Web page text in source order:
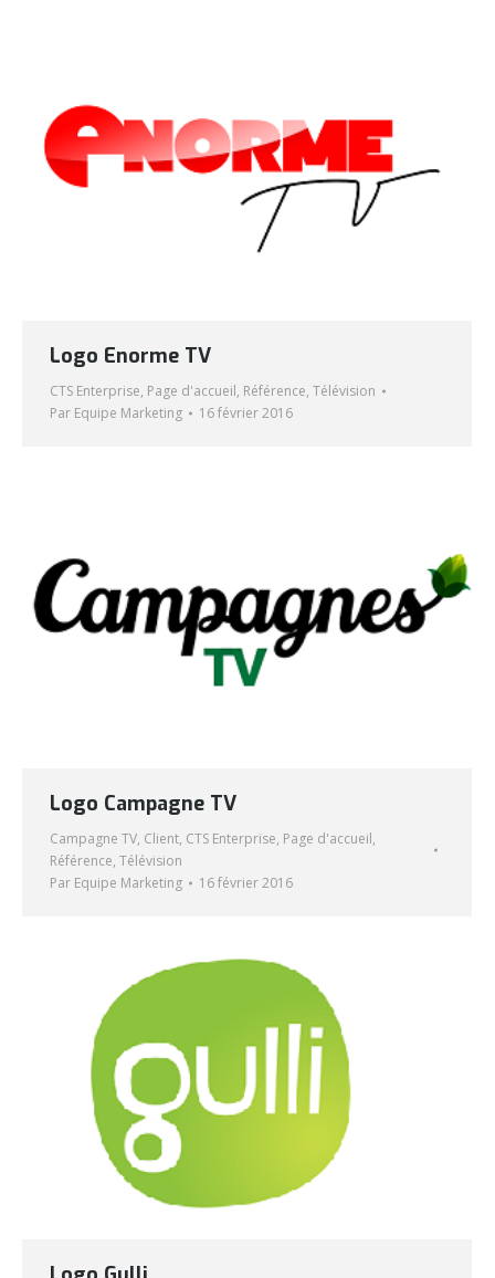
Logo Enorme TV
CTS Enterprise, Page d'accueil, Référence, Télévision
Par Equipe Marketing 16 février 2016
Logo Campagne TV
Campagne TV, Client, CTS Enterprise, Page d'accueil,
Référence, Télévision
Par Equipe Marketing 16 février 2016